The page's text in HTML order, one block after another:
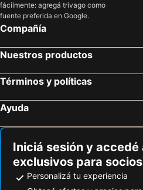
fácilmente: agregá trivago como
fuente preferida en Google.
Compañía
Nuestros productos
Términos y políticas
Ayuda
Iniciá sesión y
exclusivos para socios
Personalizá tu experiencia